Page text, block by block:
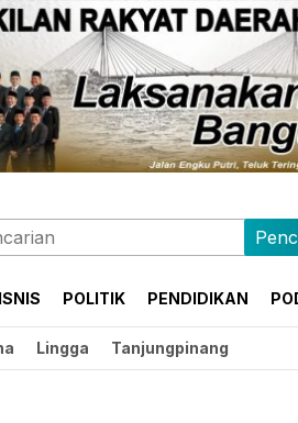
POLITIK PENDIDIKAN
Lingga Tanjungpinang